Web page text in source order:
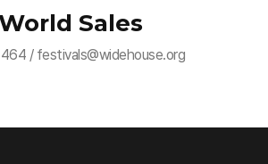
Sales
/ festivals@widehouse.org